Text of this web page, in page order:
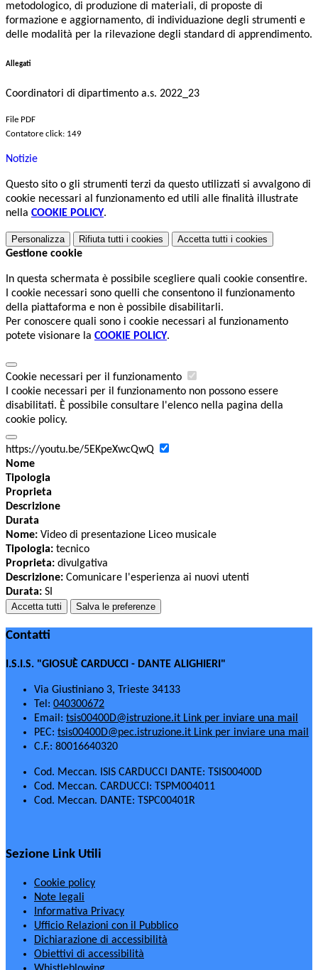
metodologico, di produzione di materiali, di proposte di
formazione e aggiornamento, di individuazione degli strumenti e
delle modalità per la rilevazione degli standard di apprendimento.
Allegati
Coordinatori di dipartimento a.s. 2022_23
File PDF
Contatore click: 149
Notizie
Questo sito o gli strumenti terzi da questo utilizzati si avvalgono di
cookie necessari al funzionamento ed utili alle finalità illustrate
nella COOKIE POLICY.
Personalizza Rifiuta tutti i cookies Accetta tutti i cookies
Gestione cookie
In questa schermata è possibile scegliere quali cookie consentire.
I cookie necessari sono quelli che consentono il funzionamento
della piattaforma e non è possibile disabilitarli.
Per conoscere quali sono i cookie necessari al funzionamento
potete visionare la COOKIE POLICY.
Cookie necessari per il funzionamento
I cookie necessari per il funzionamento non possono essere
disabilitati. È possibile consultare l'elenco nella pagina della
cookie policy.
https://youtu.be/5EKpeXwcQwQ
Nome
Tipologia
Proprieta
Descrizione
Durata
Nome: Video di presentazione Liceo musicale
Tipologia: tecnico
Proprieta: divulgativa
Descrizione: Comunicare l'esperienza ai nuovi utenti
Durata: SI
Accetta tutti Salva le preferenze
Contatti
I.S.I.S. "GIOSUÈ CARDUCCI - DANTE ALIGHIERI"
Via Giustiniano 3, Trieste 34133
Tel: 040300672
Email: tsis00400D@istruzione.it Link per inviare una mail
PEC: tsis00400D@pec.istruzione.it Link per inviare una mail
C.F.: 80016640320
Cod. Meccan. ISIS CARDUCCI DANTE: TSIS00400D
Cod. Meccan. CARDUCCI: TSPM004011
Cod. Meccan. DANTE: TSPC00401R
Sezione Link Utili
Cookie policy
Note legali
Informativa Privacy
Ufficio Relazioni con il Pubblico
Dichiarazione di accessibilità
Obiettivi di accessibilità